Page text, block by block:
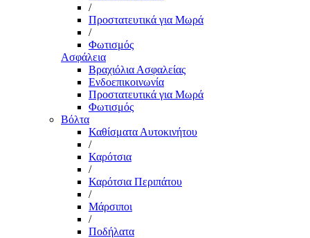
/
Προστατευτικά για Μωρά
/
Φωτισμός
Ασφάλεια
Βραχιόλια Ασφαλείας
Ενδοεπικοινωνία
Προστατευτικά για Μωρά
Φωτισμός
Βόλτα
Καθίσματα Αυτοκινήτου
/
Καρότσια
/
Καρότσια Περιπάτου
/
Μάρσιποι
/
Ποδήλατα